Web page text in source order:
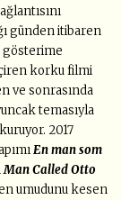
günden itibaren
gösterime
korku filmi
ve sonrasında
temasıyla
2017
En man som
Man Called Otto
umudunu kesen